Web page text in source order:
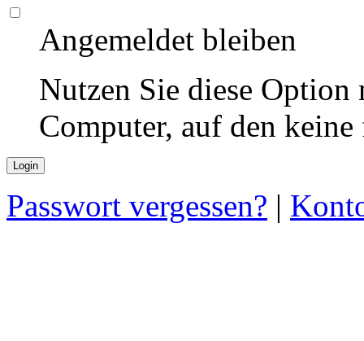
Angemeldet bleiben
Nutzen Sie diese
Computer, auf den
Passwort vergessen? |